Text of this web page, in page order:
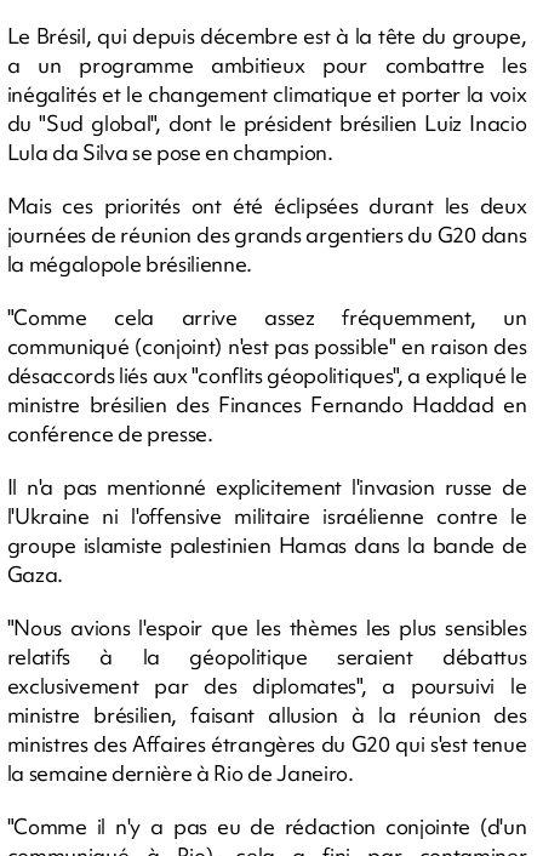
Le Brésil, qui depuis décembre est à la tête du groupe,
a un programme ambitieux pour combattre les
inégalités et le changement climatique et porter la voix
du "Sud global", dont le président brésilien Luiz Inacio
Lula da Silva se pose en champion.
Mais ces priorités ont été éclipsées durant les deux
journées de réunion des grands argentiers du G20 dans
la mégalopole brésilienne.
"Comme cela arrive assez fréquemment, un
communiqué (conjoint) n'est pas possible" en raison des
désaccords liés aux "conflits géopolitiques", a expliqué le
ministre brésilien des Finances Fernando Haddad en
conférence de presse.
Il n'a pas mentionné explicitement l'invasion russe de
l'Ukraine ni l'offensive militaire israélienne contre le
groupe islamiste palestinien Hamas dans la bande de
Gaza.
"Nous avions l'espoir que les thèmes les plus sensibles
relatifs à la géopolitique seraient débattus
exclusivement par des diplomates", a poursuivi le
ministre brésilien, faisant allusion à la réunion des
ministres des Affaires étrangères du G20 qui s'est tenue
la semaine dernière à Rio de Janeiro.
"Comme il n'y a pas eu de rédaction conjointe (d'un